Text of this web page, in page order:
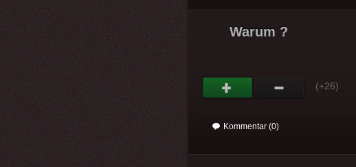
Warum ?
(+26)
Kommentar (0)